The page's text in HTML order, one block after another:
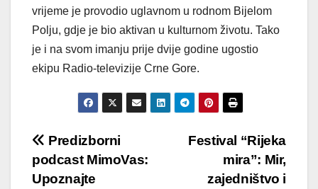
vrijeme je provodio uglavnom u rodnom Bijelom
Polju, gdje je bio aktivan u kulturnom životu. Tako
je i na svom imanju prije dvije godine ugostio
ekipu Radio-televizije Crne Gore.
Post
navigation
Festival “Rijeka
mira”: Mir,
zajedništvo i
Predizborni
podcast MimoVas:
Upoznajte